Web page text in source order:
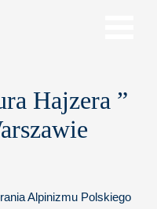
Hajzera ”
Alpinizmu Polskiego